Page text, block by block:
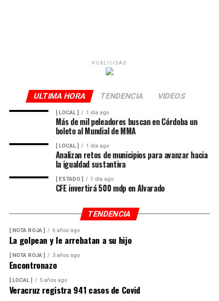
PUBLICIDAD
ULTIMA HORA TENDENCIA VIDEOS
[ LOCAL ] 1 día ago
Más de mil peleadores buscan en Córdoba un
boleto al Mundial de MMA
[ LOCAL ] 1 día ago
Analizan retos de municipios para avanzar hacia
la igualdad sustantiva
[ ESTADO ] 1 día ago
CFE invertirá 500 mdp en Alvarado
TENDENCIA
[ NOTA ROJA ] 6 años ago
La golpean y le arrebatan a su hijo
[ NOTA ROJA ] 3 años ago
Encontronazo
[ LOCAL ] 5 años ago
Veracruz registra 941 casos de Covid